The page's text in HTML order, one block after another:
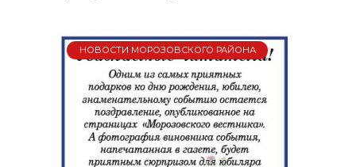
НОВОСТИ МОРОЗОВСКОГО РАЙОНА